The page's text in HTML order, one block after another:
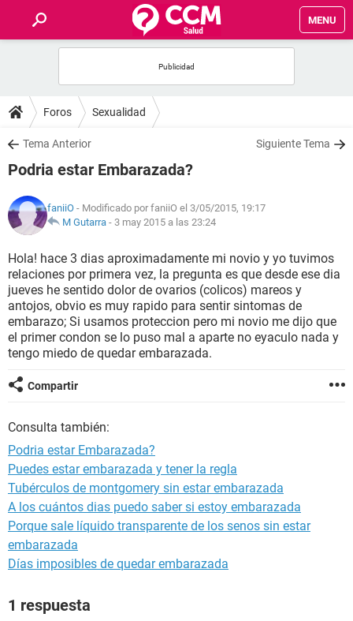
MENU
FOROS
SALUD
NUTRICIÓN
BIENESTAR
SEXUALIDAD
GLOSARIO
Foros Sexualidad
Tema Anterior Siguiente Tema
Podria estar Embarazada?
faniiO - Modificado por faniiO el 3/05/2015, 19:17
M Gutarra - 3 may 2015 a las 23:24
Hola! hace 3 dias aproximadamente mi novio y yo tuvimos
relaciones por primera vez, la pregunta es que desde ese dia
jueves he sentido dolor de ovarios (colicos) mareos y
antojos, obvio es muy rapido para sentir sintomas de
embarazo; Si usamos proteccion pero mi novio me dijo que
el primer condon se lo puso mal a aparte no eyaculo nada y
tengo miedo de quedar embarazada.
Compartir
Consulta también:
Podria estar Embarazada?
Puedes estar embarazada y tener la regla
Tubérculos de montgomery sin estar embarazada
A los cuántos dias puedo saber si estoy embarazada
Porque sale líquido transparente de los senos sin estar
embarazada
Días imposibles de quedar embarazada
1 respuesta